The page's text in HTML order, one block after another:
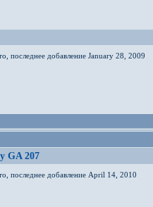
последнее добавление January 28, 2009
GA 207
последнее добавление April 14, 2010